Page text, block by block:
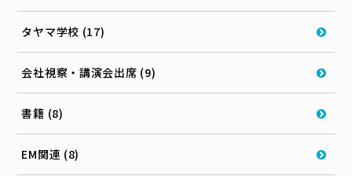
タヤマ学校 (17)
会社視察・講演会出席 (9)
書籍 (8)
EM関連 (8)